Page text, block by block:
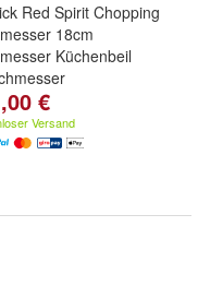
Red Spirit Chopping
18cm
Küchenbeil
€
Versand